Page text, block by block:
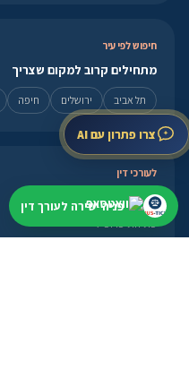
חיפוש לפי עיר
מתחילים קרוב למקום שצריך
תל אביב ירושלים חיפה
לעורכי דין
פרופיל, מסלולים ואזור אישי
פתיחת פרופיל
מסלולי הצטרפות
צרו פתרון עם AI
פניה ישירה לעורך דין